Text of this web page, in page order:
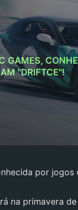
GAMES,
"DRIFTCE"!
por jogos
na primavera